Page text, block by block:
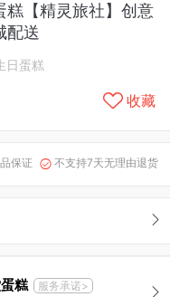
糕【精灵旅社】创意
配送
日蛋糕
收藏
保证  不支持7天无理由退货
糕
服务承诺>